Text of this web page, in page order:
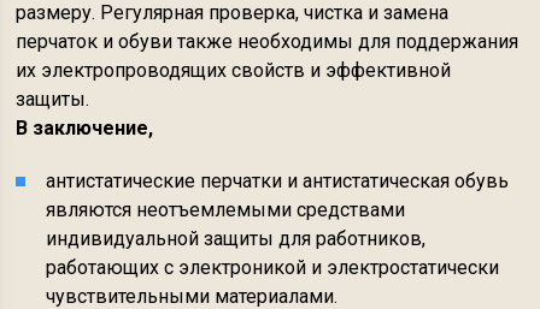
размеру. Регулярная проверка, чистка и замена
перчаток и обуви также необходимы для поддержания
их электропроводящих свойств и эффективной
защиты.
В заключение,
антистатические перчатки и антистатическая обувь
являются неотъемлемыми средствами
индивидуальной защиты для работников,
работающих с электроникой и электростатически
чувствительными материалами.